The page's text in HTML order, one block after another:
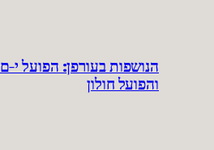
הנושפות בעורפן: הפועל י-ם
והפועל חולון